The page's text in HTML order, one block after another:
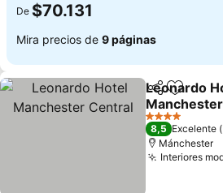
De $70.131
Mira precios de 9 páginas
Compartir
Leonardo
4 Estrellas
8,5 Excelente
Mánchester
Interiores